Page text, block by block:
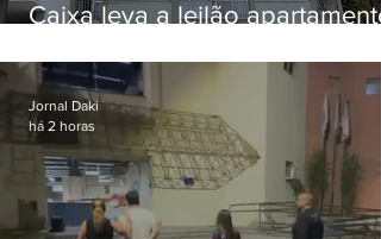
Caixa leva a leilão apartamento
Botafogo
Jornal Daki
há 2 horas